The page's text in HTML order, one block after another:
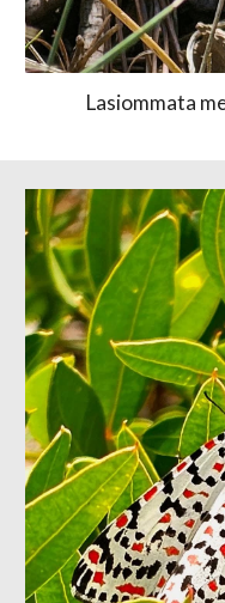
Lasiommata